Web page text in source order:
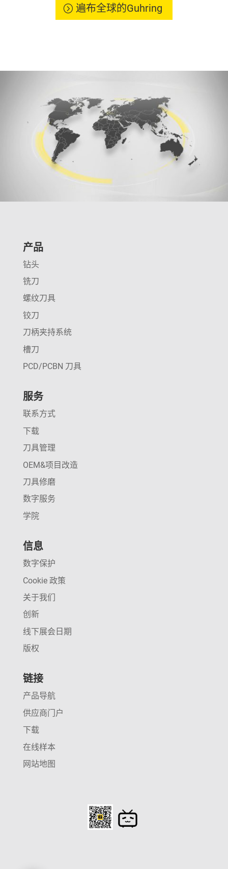
遍布全球的Guhring
产品
钻头
铣刀
螺纹刀具
铰刀
刀柄夹持系统
槽刀
PCD/PCBN 刀具
服务
联系方式
下载
刀具管理
OEM&项目改造
刀具修磨
数字服务
学院
信息
数字保护
Cookie 政策
关于我们
创新
线下展会日期
版权
链接
产品导航
供应商门户
下载
在线样本
网站地图